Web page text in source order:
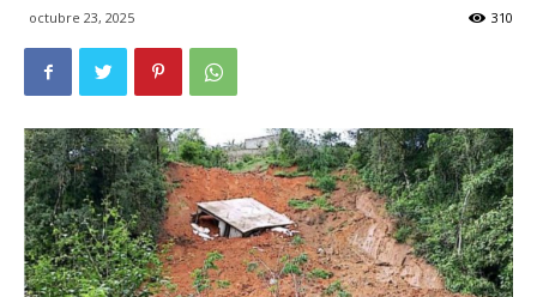
octubre 23, 2025 310